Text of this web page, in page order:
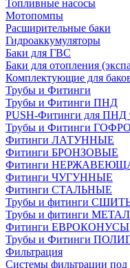
Топливные насосы
Мотопомпы
Расширительные баки
Гидроаккумуляторы
Баки для ГВС
Баки для отопления
Комплектующие для
Трубы и Фитинги
Трубы и Фитинги ПНД
PUSH-Фитинги для ПНД
Трубы и Фитинги
Фитинги ЛАТУННЫЕ
Фитинги БРОНЗОВЫЕ
Фитинги
Фитинги ЧУГУННЫЕ
Фитинги СТАЛЬНЫЕ
Трубы и фитинги
Трубы и фитинги
Фитинги ЕВРОКОНУСЫ
Трубы и Фитинги
Фильтрация
Системы фильтрации